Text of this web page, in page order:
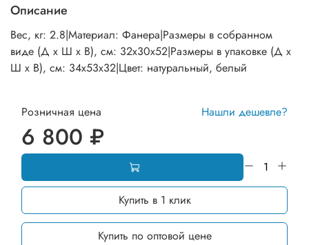
Описание
Вес, кг: 2.8|Материал: Фанера|Размеры в собранном
виде (Д х Ш х В), см: 32х30х52|Размеры в упаковке (Д х
Ш х В), см: 34х53х32|Цвет: натуральный, белый
Розничная цена Нашли дешевле?
6 800 ₽
Купить в 1 клик
Купить по оптовой цене